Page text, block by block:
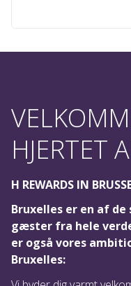
HJERTET
H REWARDS IN
Bruxelles er en af de
gæster fra hele
er også vores
Bruxelles: